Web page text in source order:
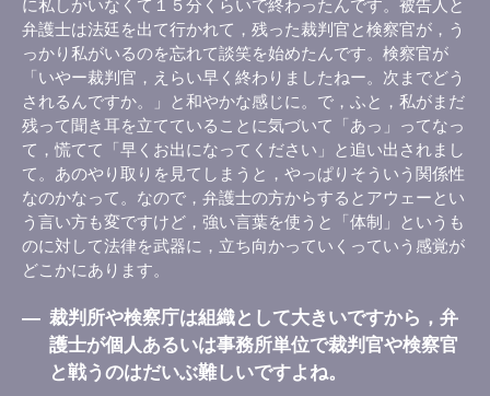
に私しかいなくて１５分くらいで終わったんです。被告人と
弁護士は法廷を出て行かれて，残った裁判官と検察官が，う
っかり私がいるのを忘れて談笑を始めたんです。検察官が
「いやー裁判官，えらい早く終わりましたねー。次までどう
されるんですか。」と和やかな感じに。で，ふと，私がまだ
残って聞き耳を立てていることに気づいて「あっ」ってなっ
て，慌てて「早くお出になってください」と追い出されまし
て。あのやり取りを見てしまうと，やっぱりそういう関係性
なのかなって。なので，弁護士の方からするとアウェーとい
う言い方も変ですけど，強い言葉を使うと「体制」というも
のに対して法律を武器に，立ち向かっていくっていう感覚が
どこかにあります。
― 裁判所や検察庁は組織として大きいですから，弁
護士が個人あるいは事務所単位で裁判官や検察官
と戦うのはだいぶ難しいですよね。